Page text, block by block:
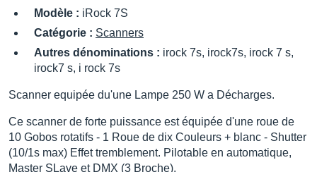
Modèle : iRock 7S
Catégorie : Scanners
Autres dénominations : irock 7s, irock7s, irock 7 s,
irock7 s, i rock 7s
Scanner equipée du'une Lampe 250 W a Décharges.
Ce scanner de forte puissance est équipée d'une roue de
10 Gobos rotatifs - 1 Roue de dix Couleurs + blanc - Shutter
(10/1s max) Effet tremblement. Pilotable en automatique,
Master SLave et DMX (3 Broche).